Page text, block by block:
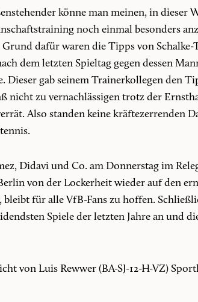
könne man meinen, in dieser
noch einmal besonders
dafür waren die Tipps von Schalke-
dem letzten Spieltag gegen dessen
Dieser gab seinem Trainerkollegen den
nicht zu vernachlässigen trotz der
Also standen keine kräftezerrenden
Didavi und Co. am Donnerstag im
von der Lockerheit wieder auf den
bleibt für alle VfB-Fans zu hoffen.
Spiele der letzten Jahre an und
von Luis Rewwer (BA-SJ-12-H-VZ)